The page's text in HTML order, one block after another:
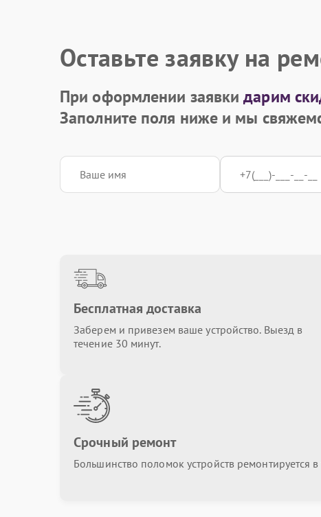
Оставьте заявку на
При оформлении заявкидарим
Заполните поля ниже и мы
Бесплатная доставка
Заберем и привезем ваше устройство. Выезд в
течение 30 минут.
Срочный ремонт
Большинство поломок устройств ремонтируется